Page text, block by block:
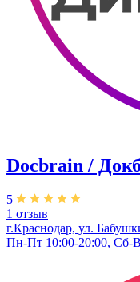
Docbrain /
5
1 отзыв
г.Краснодар, ул.
Пн-Пт 10:00-20:00, Сб-